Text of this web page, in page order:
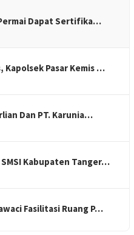
Permai Dapat Sertifika…
Kapolsek Pasar Kemis …
Dan PT. Karunia…
SMSI Kabupaten Tanger…
Fasilitasi Ruang P…